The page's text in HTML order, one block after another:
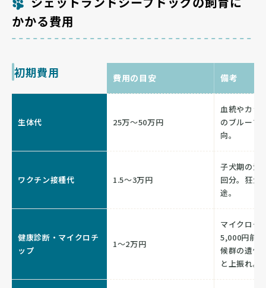
かかる費用
初期費用 費用の目安 備考
生体代 25万〜50万円
血統やカラ
のブルーマ
向。
ワクチン接種代 1.5〜3万円
子犬期の混
回分。狂犬
途。
健康診断・マイクロチ
ップ
1〜2万円
マイクロチ
5,000円前
候群の遺伝
と上振れ。